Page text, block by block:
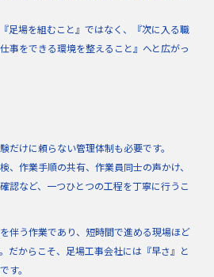
足場を組むこと』ではなく、『次に入る職
事をできる環境を整えること』へと広がっ
だけに頼らない管理体制も必要です。
、作業手順の共有、作業員同士の声かけ、
認など、一つひとつの工程を丁寧に行うこ
伴う作業であり、短時間で進める現場ほど
だからこそ、足場工事会社には『早さ』と
す。